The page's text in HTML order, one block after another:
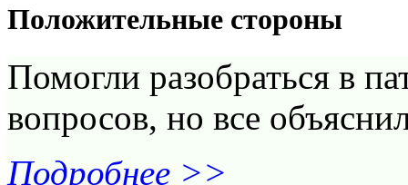
Положительные стороны
Помогли разобраться в
вопросов, но все
Подробнее >>